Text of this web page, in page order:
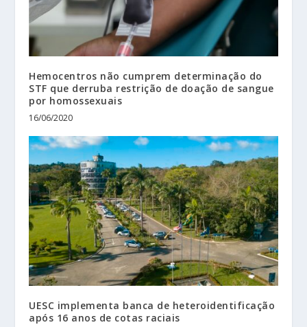
Hemocentros não cumprem determinação do
STF que derruba restrição de doação de sangue
por homossexuais
16/06/2020
UESC implementa banca de heteroidentificação
após 16 anos de cotas raciais